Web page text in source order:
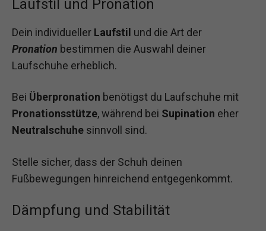
Laufstil und Pronation
Dein individueller Laufstil und die Art der
Pronation bestimmen die Auswahl deiner
Laufschuhe erheblich.
Bei Überpronation benötigst du Laufschuhe mit
Pronationsstütze, während bei Supination eher
Neutralschuhe sinnvoll sind.
Stelle sicher, dass der Schuh deinen
Fußbewegungen hinreichend entgegenkommt.
Dämpfung und Stabilität